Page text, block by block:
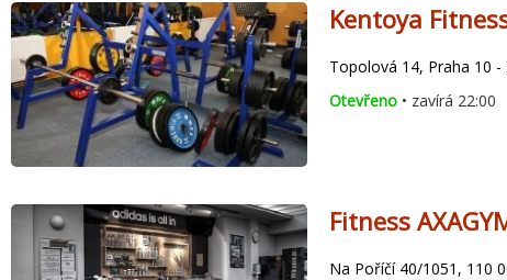
Kentoya
Topolová 14, Praha 10 -
Otevřeno • zavírá 22:00
Fitness
Na Poříčí 40/1051, 110